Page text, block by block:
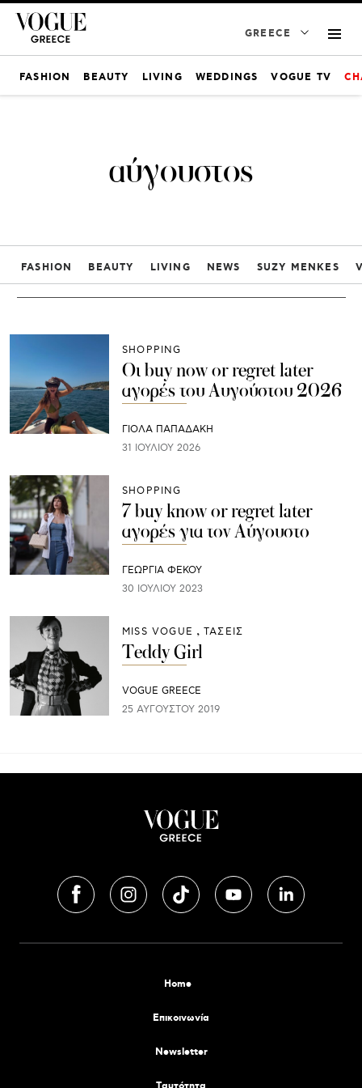
GREECE
FASHION BEAUTY LIVING WEDDINGS VOGUE TV
αύγουστος
FASHION BEAUTY LIVING NEWS SUZY MENKES
SHOPPING
Οι buy now or regret later
αγορές του Αυγούστου 2026
ΓΙΌΛΑ ΠΑΠΑΔΆΚΗ
31 ΙΟΥΛΊΟΥ 2026
SHOPPING
7 buy know or regret later
αγορές για τον Αύγουστο
ΓΕΩΡΓΙΑ ΦΕΚΟΥ
30 ΙΟΥΛΊΟΥ 2023
MISS VOGUE ΤΑΣΕΙΣ
Teddy Girl
VOGUE GREECE
25 ΑΥΓΟΎΣΤΟΥ 2019
Home
Επικοινωνία
Newsletter